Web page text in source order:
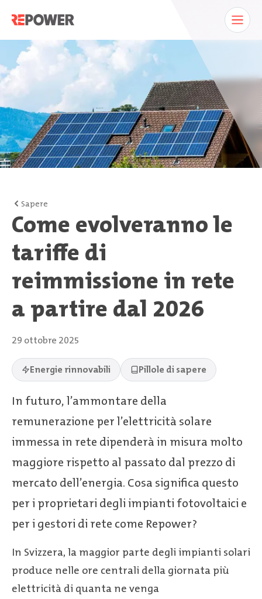
Sapere
Come evolveranno le
tariffe di
reimmissione in rete
a partire dal 2026
29 ottobre 2025
Energie rinnovabili Pillole di sapere
In futuro, l’ammontare della
remunerazione per l’elettricità solare
immessa in rete dipenderà in misura molto
maggiore rispetto al passato dal prezzo di
mercato dell’energia. Cosa significa questo
per i proprietari degli impianti fotovoltaici e
per i gestori di rete come Repower?
In Svizzera, la maggior parte degli impianti solari
produce nelle ore centrali della giornata più
elettricità di quanta ne venga